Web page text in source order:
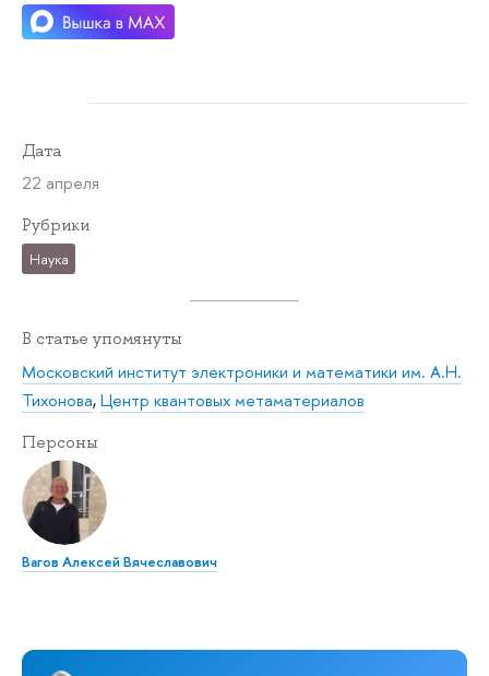
Дата
22 апреля
Рубрики
Наука
В статье упомянуты
Московский институт электроники и математики им. А.Н.
Тихонова,Центр квантовых метаматериалов
Персоны
Вагов Алексей Вячеславович